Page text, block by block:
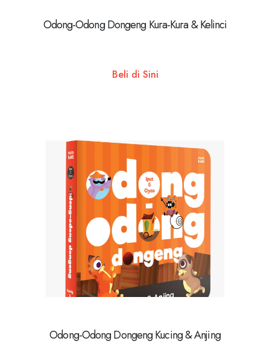
Odong-Odong Dongeng Kura-Kura & Kelinci
Beli di Sini
Odong-Odong Dongeng Kucing & Anjing